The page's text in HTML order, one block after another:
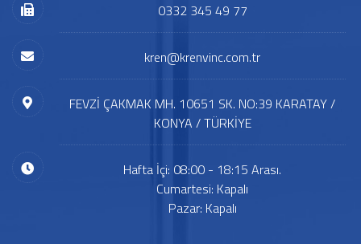
0332 345 49 77
kren@krenvinc.com.tr
FEVZİ ÇAKMAK MH. 10651 SK. NO:39 KARATAY /
KONYA / TÜRKİYE
Hafta İçi: 08:00 - 18:15 Arası.
Cumartesi: Kapalı
Pazar: Kapalı